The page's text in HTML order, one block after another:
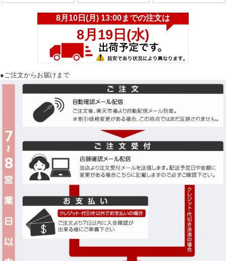
●ご注文からお届けまで